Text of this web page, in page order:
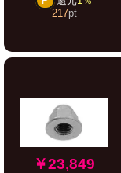
217pt
￥23,849